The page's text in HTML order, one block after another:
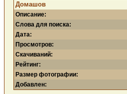
Домашов
Описание:
Слова для поиска:
Дата:
Просмотров:
Скачиваний:
Рейтинг:
Размер фотографии:
Добавлен: